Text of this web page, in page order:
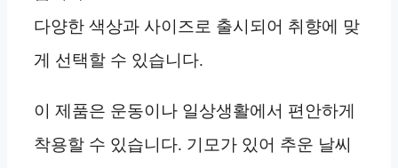
다양한 색상과 사이즈로 출시되어 취향에 맞
게 선택할 수 있습니다.
이 제품은 운동이나 일상생활에서 편안하게
착용할 수 있습니다. 기모가 있어 추운 날씨